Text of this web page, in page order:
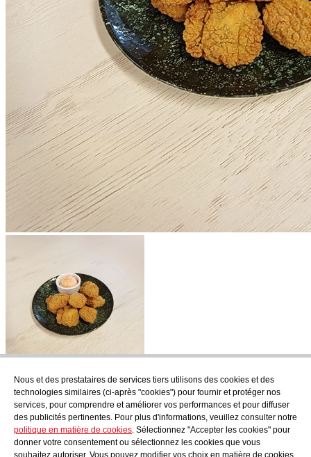
Nous et des prestataires de services tiers utilisons des cookies et des
technologies similaires (ci-après "cookies") pour fournir et protéger nos
services, pour comprendre et améliorer vos performances et pour diffuser
des publicités pertinentes. Pour plus d'informations, veuillez consulter notre
politique en matière de cookies. Sélectionnez "Accepter les cookies" pour
donner votre consentement ou sélectionnez les cookies que vous
souhaitez autoriser. Vous pouvez modifier vos choix en matière de cookies
S'abonner
Découvrez ce qui se mijote chez AudensFood.
J'ai lu et j'accepte lesPolitique de confidentialité
Qui sommes-nous ?Audens news Produits Blog gastronomique